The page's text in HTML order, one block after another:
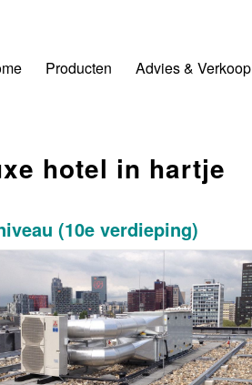
Producten Advies & Verkoop
hotel in hartje
(10e verdieping)